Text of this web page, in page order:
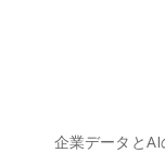
企業データと